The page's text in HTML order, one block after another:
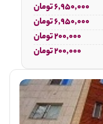
6,950,000 تومان
6,950,000 تومان
200,000 تومان
200,000 تومان